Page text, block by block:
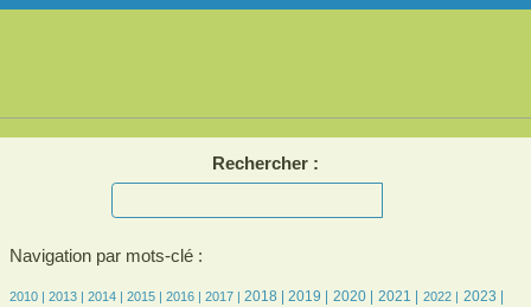
Rechercher :
Navigation par mots-clé :
8/3017
2010 |
7/30172013 |
214/3017 2014 |
417/3017 2015 |
489/3017 2016 |
595/3017 2017 |
846/3017 2018 |
915/3017 2019 |
714/3017 2020 |
750/3017 2021 |
598/3017 2022 |
665/3017 2023 |
585/3017